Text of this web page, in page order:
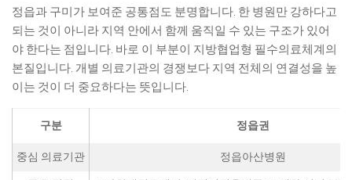
정읍과 구미가 보여준 공통점도 분명합니다. 한 병원만 강하다고
되는 것이 아니라 지역 안에서 함께 움직일 수 있는 구조가 있어
야 한다는 점입니다. 바로 이 부분이 지방협업형 필수의료체계의
본질입니다. 개별 의료기관의 경쟁보다 지역 전체의 연결성을 높
이는 것이 더 중요하다는 뜻입니다.
구분 정읍권
중심 의료기관 정읍아산병원